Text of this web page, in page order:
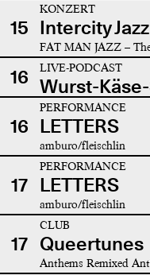
15
KONZERT
Intercity
FAT MAN JAZZ –
16 LIVE-PODCAST
Wurst-
16
PERFORMANCE
LETTERS
amburo/fleischlin
17
PERFORMANCE
LETTERS
amburo/fleischlin
17
CLUB
Queertunes
Anthems Remixed